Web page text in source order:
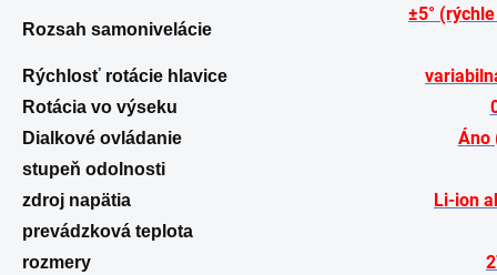
Rozsah samonivelácie
±5°
Rýchlosť rotácie hlavice
Rotácia vo výseku
Dialkové ovládanie Áno
stupeň odolnosti
zdroj napätia
Li-ion
prevádzková teplota
rozmery